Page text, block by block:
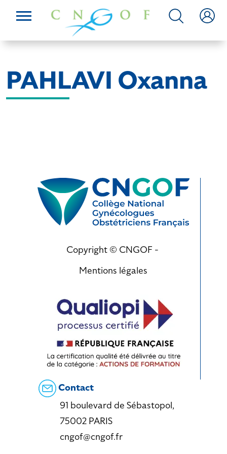
PAHLAVI Oxanna
Copyright © CNGOF -
Mentions légales
Contact
91 boulevard de Sébastopol,
75002 PARIS
cngof@cngof.fr